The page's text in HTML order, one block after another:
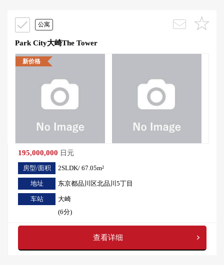
公寓
Park City大崎The Tower
新价格
195,000,000 日元
房型/面积
2SLDK/ 67.05m²
地址 东京都品川区北品川5丁目
车站
大崎
(6分)
查看详细